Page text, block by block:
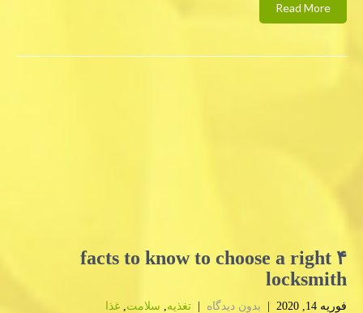
Read More
۴ facts to know to choose a right
locksmith
فوریه 14, 2020 | بدون دیدگاه تغذیه, سلامت, غذا